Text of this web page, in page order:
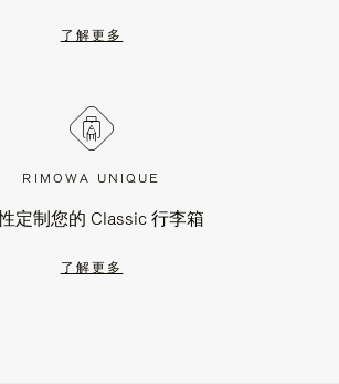
了解更多
RIMOWA UNIQUE
定制您的 Classic 行李箱
了解更多